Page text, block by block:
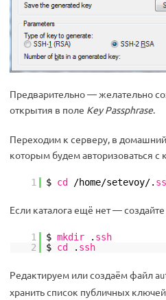
Предварительно — желательно
открытия в поле Key Passphrase.
Переходим к серверу, в
которым будем авторизоваться с
1 $ cd /home/setevoy/.
Если каталога ещё нет —
1 $ mkdir . ssh
2
$ cd . ssh
Редактируем или создаём файл
хранить список публичных